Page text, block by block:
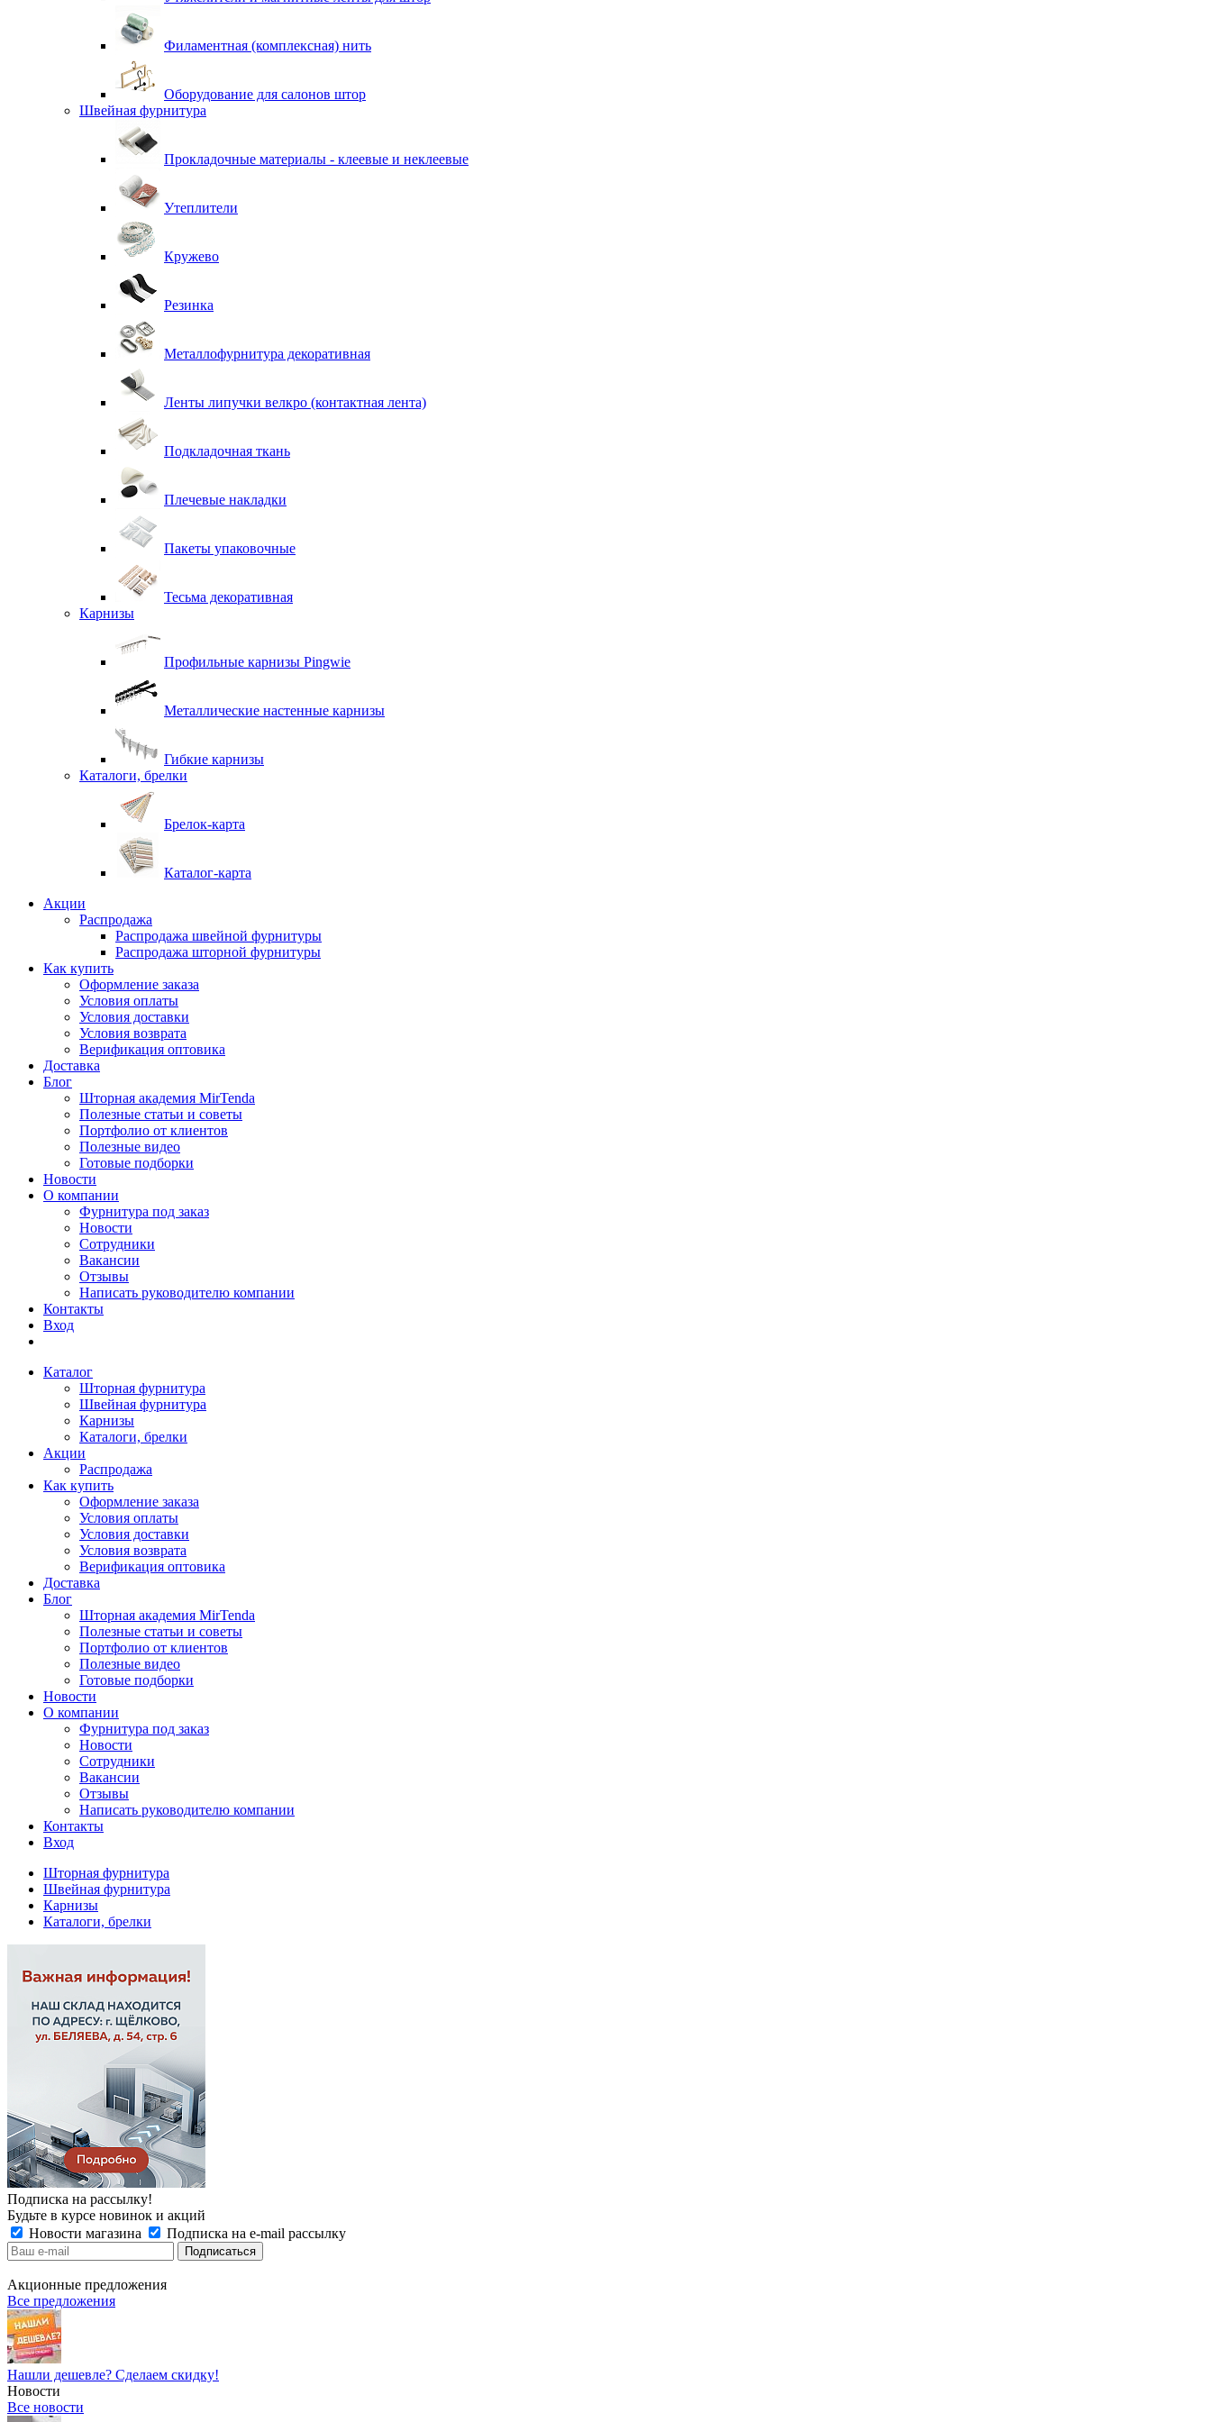
Филаментная (комплексная) нить
Оборудование для салонов штор
Швейная фурнитура
Прокладочные материалы - клеевые и неклеевые
Утеплители
Кружево
Резинка
Металлофурнитура декоративная
Ленты липучки велкро (контактная лента)
Подкладочная ткань
Плечевые накладки
Пакеты упаковочные
Тесьма декоративная
Карнизы
Профильные карнизы Pingwie
Металлические настенные карнизы
Гибкие карнизы
Каталоги, брелки
Брелок-карта
Каталог-карта
Акции
Распродажа
Распродажа швейной фурнитуры
Распродажа шторной фурнитуры
Как купить
Оформление заказа
Условия оплаты
Условия доставки
Условия возврата
Верификация оптовика
Доставка
Блог
Шторная академия MirTenda
Полезные статьи и советы
Портфолио от клиентов
Полезные видео
Готовые подборки
Новости
О компании
Фурнитура под заказ
Новости
Сотрудники
Вакансии
Отзывы
Написать руководителю компании
Контакты
Вход
Каталог
Шторная фурнитура
Швейная фурнитура
Карнизы
Каталоги, брелки
Акции
Распродажа
Как купить
Оформление заказа
Условия оплаты
Условия доставки
Условия возврата
Верификация оптовика
Доставка
Блог
Шторная академия MirTenda
Полезные статьи и советы
Портфолио от клиентов
Полезные видео
Готовые подборки
Новости
О компании
Фурнитура под заказ
Новости
Сотрудники
Вакансии
Отзывы
Написать руководителю компании
Контакты
Вход
Шторная фурнитура
Швейная фурнитура
Карнизы
Каталоги, брелки
Подписка на рассылку!
Будьте в курсе новинок и акций
Новости магазина
Подписка на e-mail рассылку
Акционные предложения
Все предложения
Нашли дешевле? Сделаем скидку!
Новости
Все новости